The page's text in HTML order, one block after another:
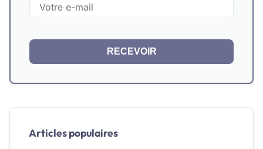
RECEVOIR
Articles populaires